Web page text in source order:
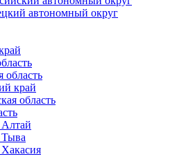
автономный округ
область
край
область
Тыва